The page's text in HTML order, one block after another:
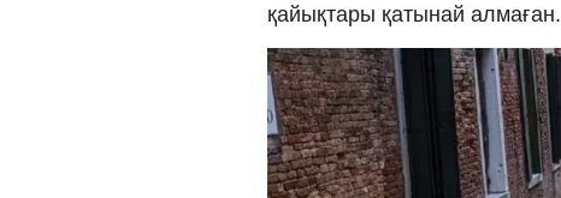
қайықтары қатынай алмаған.